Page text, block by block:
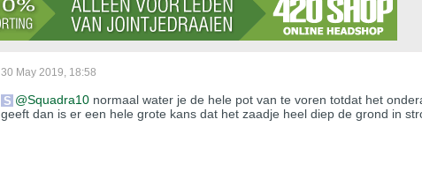
30 May 2019, 18:58
Squadra10 normaal water je de hele pot van te voren totdat het
geeft dan is er een hele grote kans dat het zaadje heel diep de grond in